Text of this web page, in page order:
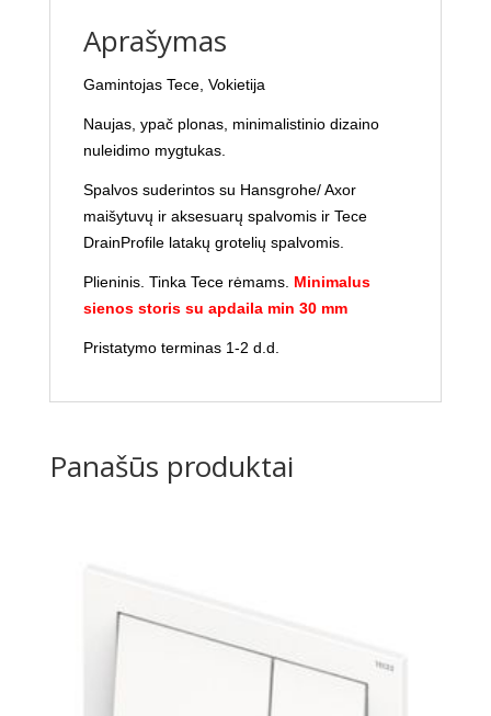
Aprašymas
Gamintojas Tece, Vokietija
Naujas, ypač plonas, minimalistinio dizaino
nuleidimo mygtukas.
Spalvos suderintos su Hansgrohe/ Axor
maišytuvų ir aksesuarų spalvomis ir Tece
DrainProfile latakų grotelių spalvomis.
Plieninis. Tinka Tece rėmams. Minimalus
sienos storis su apdaila min 30 mm
Pristatymo terminas 1-2 d.d.
Panašūs produktai